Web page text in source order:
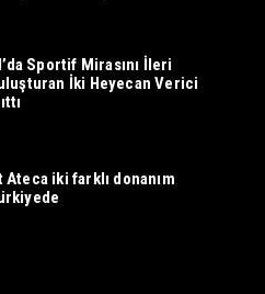
Sportif Mirasını İleri
İki Heyecan Verici
iki farklı donanım